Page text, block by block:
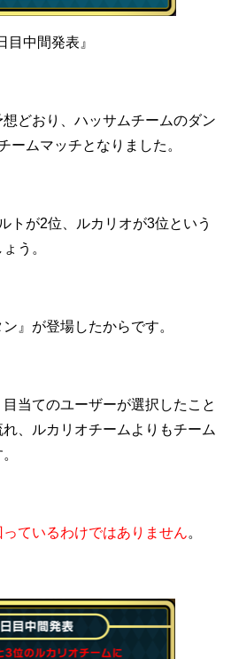
目中間発表』
どおり、ハッサムチームのダン
ームマッチとなりました。
トが2位、ルカリオが3位という
う。
』が登場したからです。
目当てのユーザーが選択したこと
、ルカリオチームよりもチーム
ているわけではありません。